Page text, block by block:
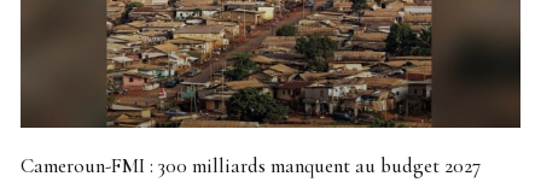
Cameroun-FMI : 300 milliards manquent au budget 2027